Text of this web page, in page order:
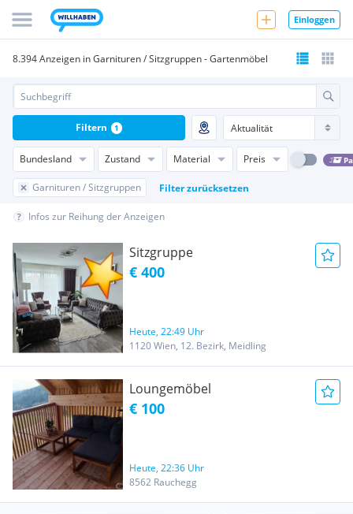
Einloggen
8.394 Anzeigen in Garnituren / Sitzgruppen - Gartenmöbel
Bundesland Zustand Material Preis
Garnituren / Sitzgruppen Filter zurücksetzen
Filtern 1
Infos zur Reihung der Anzeigen
Sitzgruppe
€ 400
Heute, 22:49 Uhr
1120 Wien, 12. Bezirk, Meidling
Loungemöbel
€ 100
Heute, 22:36 Uhr
8562 Rauchegg